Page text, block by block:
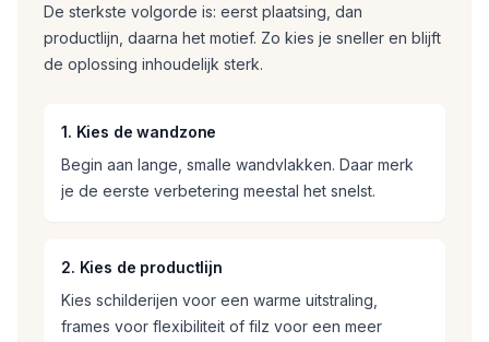
De sterkste volgorde is: eerst plaatsing, dan
productlijn, daarna het motief. Zo kies je sneller en blijft
de oplossing inhoudelijk sterk.
1. Kies de wandzone
Begin aan lange, smalle wandvlakken. Daar merk
je de eerste verbetering meestal het snelst.
2. Kies de productlijn
Kies schilderijen voor een warme uitstraling,
frames voor flexibiliteit of filz voor een meer